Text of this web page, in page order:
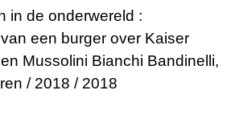
in de onderwereld :
een burger over Kaiser
Mussolini Bianchi Bandinelli,
/ 2018 / 2018